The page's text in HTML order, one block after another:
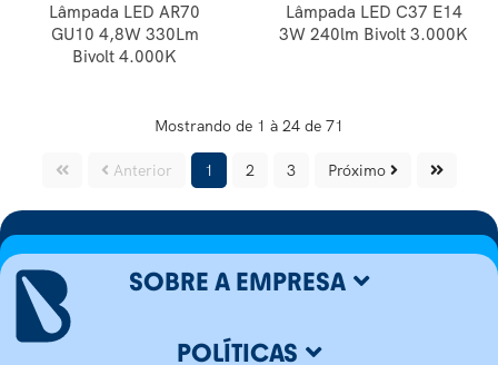
Lâmpada LED AR70
GU10 4,8W 330Lm
Bivolt 4.000K
Lâmpada LED C37 E14
3W 240lm Bivolt 3.000K
Mostrando de 1 à 24 de 71
Anterior 1 2 3 Próximo
SOBRE A EMPRESA
POLÍTICAS